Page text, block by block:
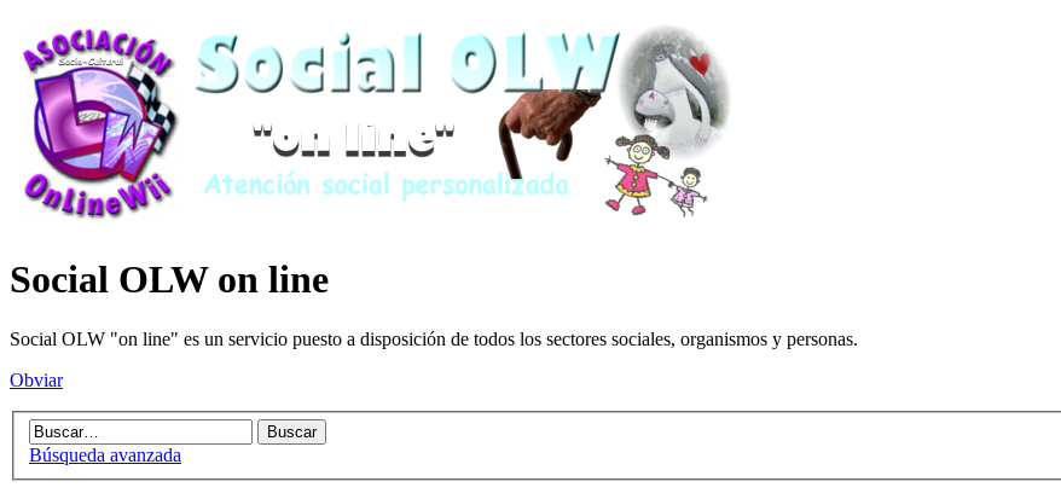
Social OLW on line
Social OLW "on line" es un servicio puesto a disposición de todos los sectores sociales, organismos y personas.
Obviar
Búsqueda avanzada